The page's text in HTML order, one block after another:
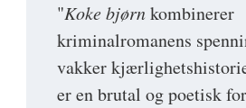
"Koke bjørnkombinerer
kriminalromanens
vakker
er en brutal og poetisk